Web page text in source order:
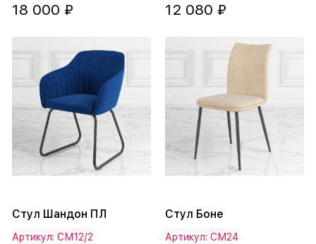
18 000 ₽ 12 080 ₽
Стул Шандон ПЛ
Артикул: СМ12/2
Стул Боне
Артикул: СМ24